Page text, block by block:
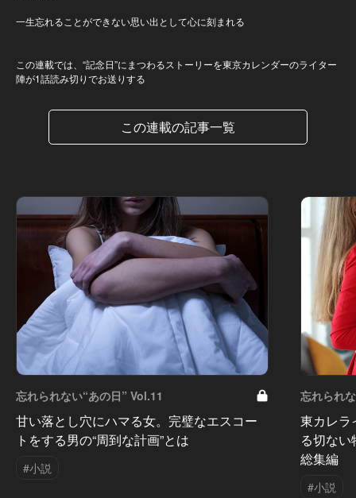
一生忘れることができない思い出として心に刻まれる
この連載では、“記念日”にまつわるストーリーを東京カレンダーのライター
陣が1話読み切りでお送りする
この連載の記事一覧
忘れられない“あの日” Vol.11
甘い落とし穴にハマる女。完璧なエスコー
トをする男の“周到な計画”とは
#小説
忘れられ
東カレラ
る切ない
総集編
#小説